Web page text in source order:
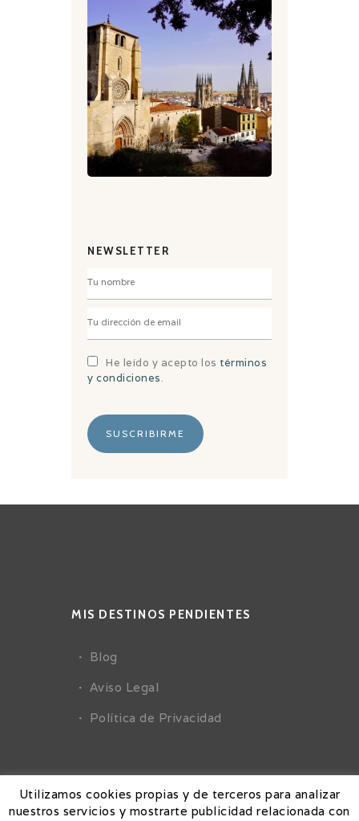
NEWSLETTER
He leído y acepto los términos
y condiciones.
MIS DESTINOS PENDIENTES
Blog
Aviso Legal
Política de Privacidad
Utilizamos cookies propias y de terceros para analizar
nuestros servicios y mostrarte publicidad relacionada con